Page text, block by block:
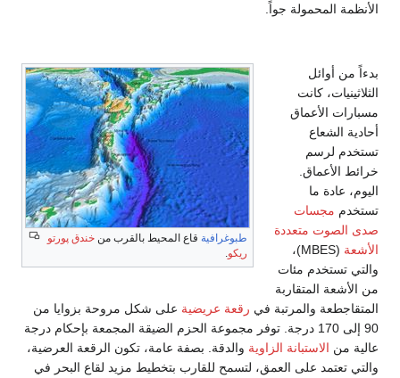
المحمولة جواً.
طبوغرافيةقاع المحيط بالقرب منخندق پورتو
من أوائل
كانت
الأعماق
الشعاع
لرسم
الأعماق.
عادة ما
مجسات
متعددة
(MBES)،
تستخدم مئات
المتقاربة
والمرتبة فيرقعة عريضيةعلى شكل مروحة بزوايا من
90 إلى 170 درجة. توفر مجموعة الحزم الضيقة المجمعة بإحكام درجة
منالاستبانة الزاويةوالدقة. بصفة عامة، تكون الرقعة العرضية،
تعتمد على العمق، لتسمح للقارب بتخطيط مزيد لقاع البحر في